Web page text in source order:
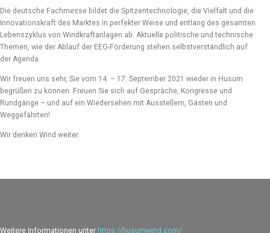
Die deutsche Fachmesse bildet die Spitzentechnologie, die Vielfalt und die
Innovationskraft des Marktes in perfekter Weise und entlang des gesamten
Lebenszyklus von Windkraftanlagen ab. Aktuelle politische und technische
Themen, wie der Ablauf der EEG-Förderung stehen selbstverständlich auf
der Agenda.
Wir freuen uns sehr, Sie vom 14. – 17. September 2021 wieder in Husum
begrüßen zu können. Freuen Sie sich auf Gespräche, Kongresse und
Rundgänge – und auf ein Wiedersehen mit Ausstellern, Gästen und
Weggefährten!
Wir denken Wind weiter.
Weitere Informationen unter https://husumwind.com/